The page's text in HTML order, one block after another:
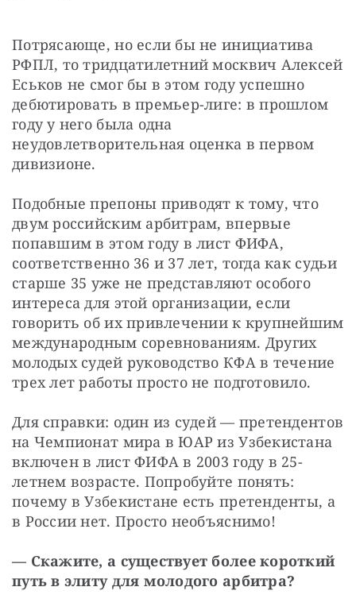
Потрясающе, но если бы не инициатива
РФПЛ, то тридцатилетний москвич Алексей
Еськов не смог бы в этом году успешно
дебютировать в премьер-лиге: в прошлом
году у него была одна
неудовлетворительная оценка в первом
дивизионе.
Подобные препоны приводят к тому, что
двум российским арбитрам, впервые
попавшим в этом году в лист ФИФА,
соответственно 36 и 37 лет, тогда как судьи
старше 35 уже не представляют особого
интереса для этой организации, если
говорить об их привлечении к крупнейшим
международным соревнованиям. Других
молодых судей руководство КФА в течение
трех лет работы просто не подготовило.
Для справки: один из судей — претендентов
на Чемпионат мира в ЮАР из Узбекистана
включен в лист ФИФА в 2003 году в 25-
летнем возрасте. Попробуйте понять:
почему в Узбекистане есть претенденты, а
в России нет. Просто необъяснимо!
— Скажите, а существует более короткий
путь в элиту для молодого арбитра?